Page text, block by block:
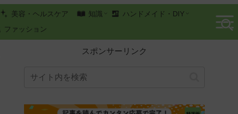
美容・ヘルスケア 知識
ハンドメイド・DIY
ファッション
スポンサーリンク